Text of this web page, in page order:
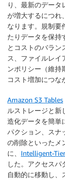
り、最新のデータ
が増大するにつれ
なります。規制要
たりデータを保持
とコストのバラン
ス、ファイルレイ
ンポリシー（維持
コスト増加につな
Amazon S3 Tables
ルストレージと新
造化データを簡単
パクション、スナ
の削除といったメ
に、 Intelligent-
した。アクセス
自動的に移動し、